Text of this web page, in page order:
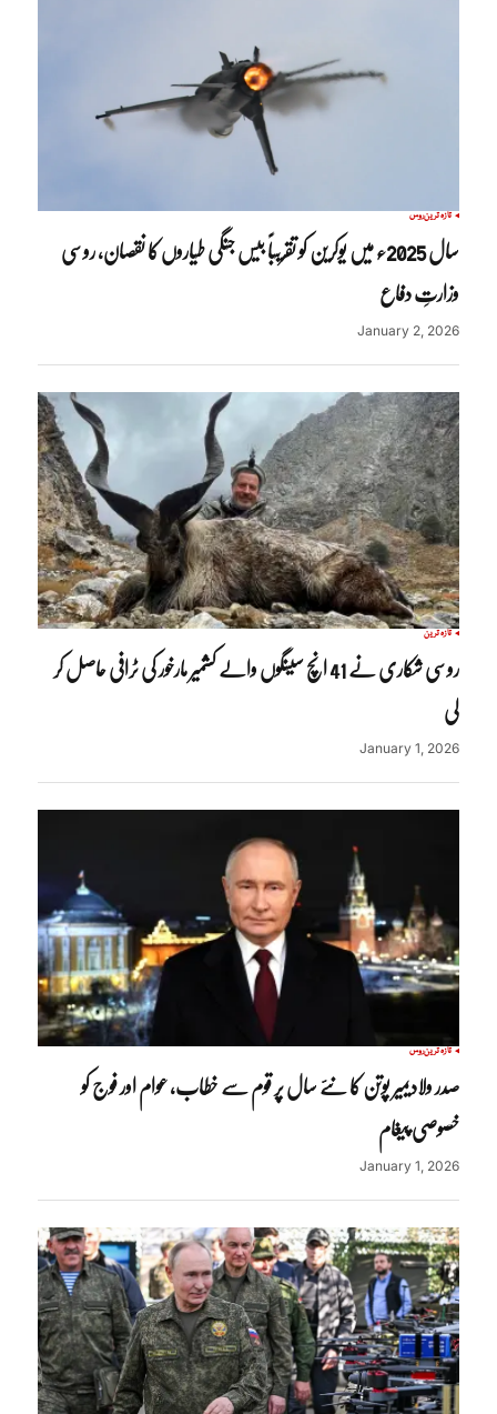
تازہ ترینروس
سال 2025ء میں یوکرین کو تقریباً بیس جنگی طیاروں کا نقصان، روسی
وزارتِ دفاع
January 2, 2026
تازہ ترین
روسی شکاری نے 41 انچ سینگوں والے کشمیر مارخور کی ٹرافی حاصل کر
لی
January 1, 2026
تازہ ترینروس
صدر ولادیمیر پوتن کا نئے سال پر قوم سے خطاب، عوام اور فوج کو
خصوصی پیغام
January 1, 2026